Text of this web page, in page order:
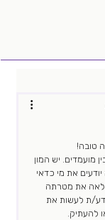
טובה!
מועמדים. יש המון
את מי כדאי
את מטרתה
ת לעשות את
להעתיק.